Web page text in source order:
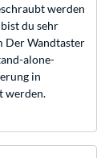
werden
du sehr
Der Wandtaster
alone-
in
werden.